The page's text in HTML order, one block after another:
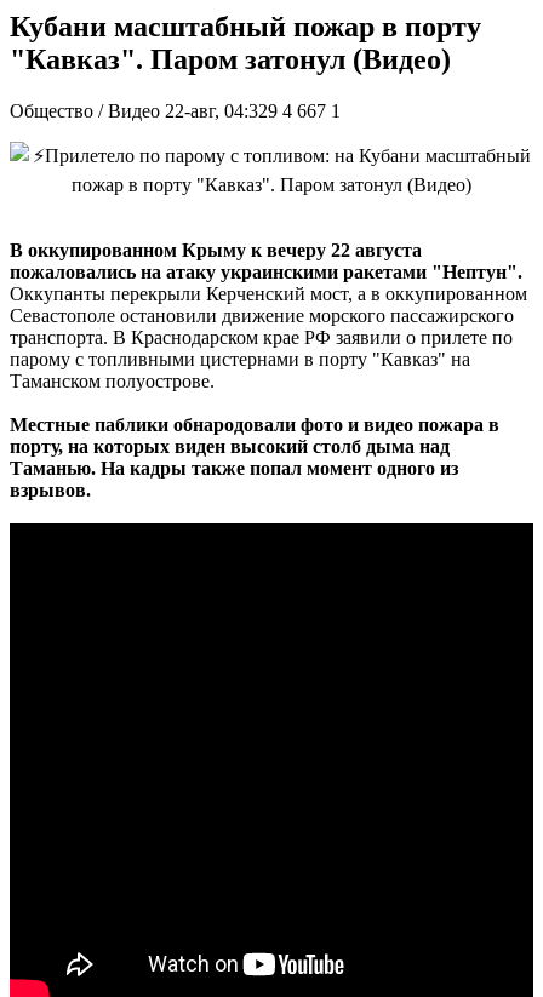
Кубани масштабный пожар в порту
"Кавказ". Паром затонул (Видео)
Общество / Видео 22-авг, 04:329 4 667 1
В оккупированном Крыму к вечеру 22 августа
пожаловались на атаку украинскими ракетами "Нептун".
Оккупанты перекрыли Керченский мост, а в оккупированном
Севастополе остановили движение морского пассажирского
транспорта. В Краснодарском крае РФ заявили о прилете по
парому с топливными цистернами в порту "Кавказ" на
Таманском полуострове.
Местные паблики обнародовали фото и видео пожара в
порту, на которых виден высокий столб дыма над
Таманью. На кадры также попал момент одного из
взрывов.